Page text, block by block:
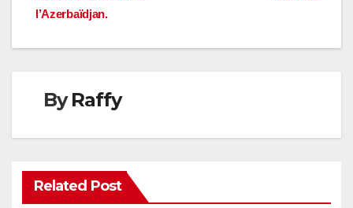
l’Azerbaïdjan.
ByRaffy
Related Post